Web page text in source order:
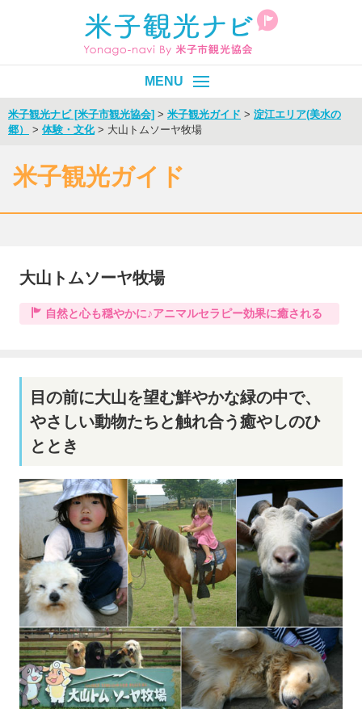
米子観光ナビ [米子市観光協会] > 米子観光ガイド > 淀江エリア(美水の
郷）
> 体験・文化 > 大山トムソーヤ牧場
米子観光ガイド
大山トムソーヤ牧場
自然と心も穏やかに♪アニマルセラピー効果に癒される
目の前に大山を望む鮮やかな緑の中で、
やさしい動物たちと触れ合う癒やしのひ
ととき